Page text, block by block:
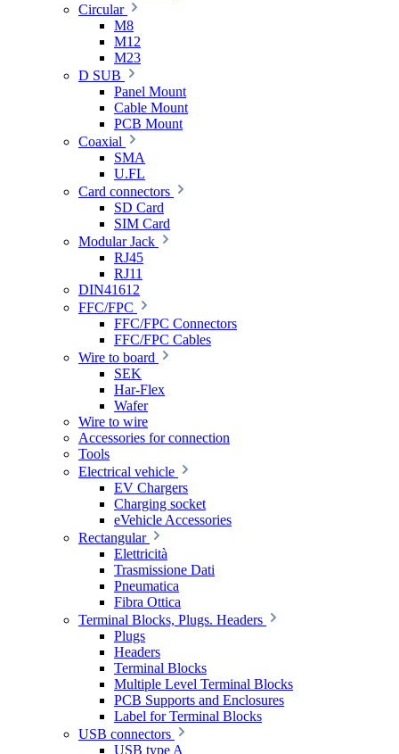
Circular
M8
M12
M23
D SUB
Panel Mount
Cable Mount
PCB Mount
Coaxial
SMA
U.FL
Card connectors
SD Card
SIM Card
Modular Jack
RJ45
RJ11
DIN41612
FFC/FPC
FFC/FPC Connectors
FFC/FPC Cables
Wire to board
SEK
Har-Flex
Wafer
Wire to wire
Accessories for connection
Tools
Electrical vehicle
EV Chargers
Charging socket
eVehicle Accessories
Rectangular
Elettricità
Trasmissione Dati
Pneumatica
Fibra Ottica
Terminal Blocks, Plugs. Headers
Plugs
Headers
Terminal Blocks
Multiple Level Terminal Blocks
PCB Supports and Enclosures
Label for Terminal Blocks
USB connectors
USB type A